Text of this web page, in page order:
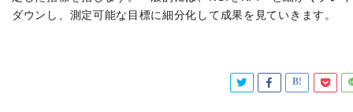
ダウンし、測定可能な目標に細分化して成果を見ていきます。